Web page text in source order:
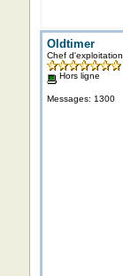
Oldtimer
Chef d'exploitation
Hors ligne
Messages: 1300